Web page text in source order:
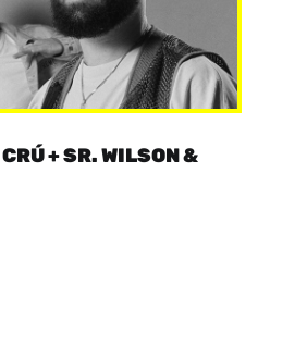
+ SR. WILSON &